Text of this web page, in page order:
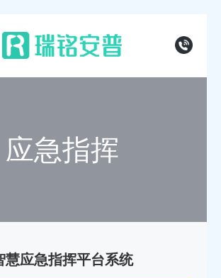
应急指挥
慧应急指挥平台系统